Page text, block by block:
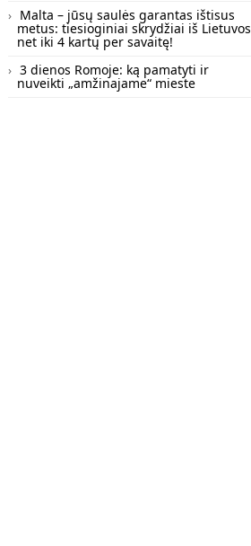
Malta – jūsų saulės garantas ištisus
metus: tiesioginiai skrydžiai iš Lietuvos
net iki 4 kartų per savaitę!
3 dienos Romoje: ką pamatyti ir
nuveikti „amžinajame“ mieste